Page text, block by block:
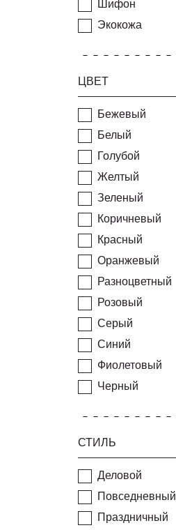
Шифон
Экокожа
ЦВЕТ
Бежевый
Белый
Голубой
Желтый
Зеленый
Коричневый
Красный
Оранжевый
Разноцветный
Розовый
Серый
Синий
Фиолетовый
Черный
СТИЛЬ
Деловой
Повседневный
Праздничный